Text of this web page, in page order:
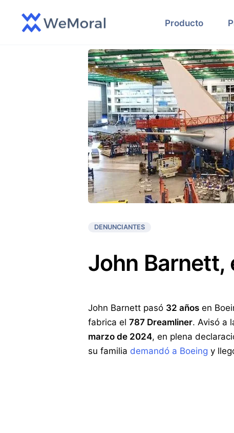
Producto
DENUNCIANTES
John Barnett,
John Barnett pasó 32 años en
fabrica el 787 Dreamliner. Avisó a
marzo de 2024, en plena
su familia demandó a Boeing y